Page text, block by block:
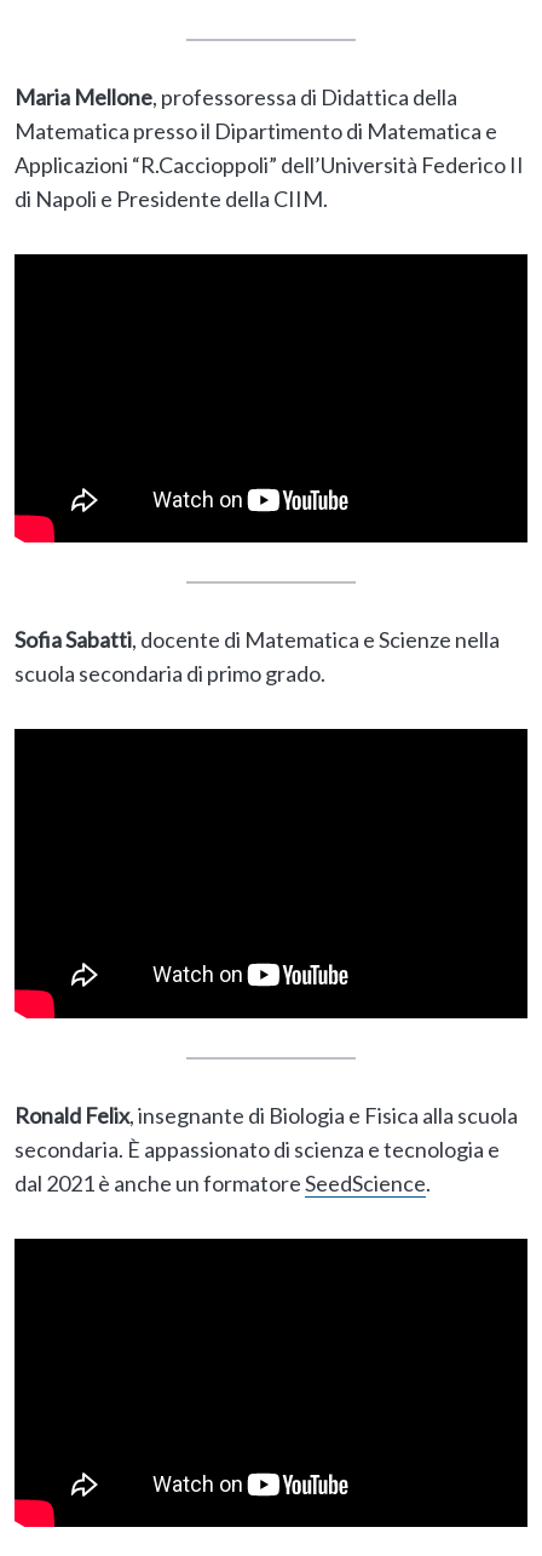
Maria Mellone, professoressa di Didattica della
Matematica presso il Dipartimento di Matematica e
Applicazioni “R.Caccioppoli” dell’Università Federico II
di Napoli e Presidente della CIIM.
Sofia Sabatti, docente di Matematica e Scienze nella
scuola secondaria di primo grado.
Ronald Felix, insegnante di Biologia e Fisica alla scuola
secondaria. È appassionato di scienza e tecnologia e
dal 2021 è anche un formatoreSeedScience.